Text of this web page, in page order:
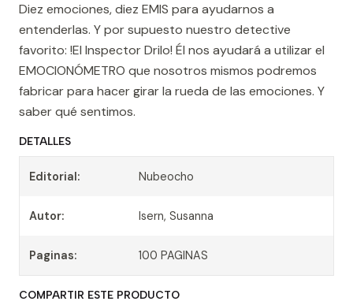
Diez emociones, diez EMIS para ayudarnos a
entenderlas. Y por supuesto nuestro detective
favorito: !El Inspector Drilo! Él nos ayudará a utilizar el
EMOCIONÓMETRO que nosotros mismos podremos
fabricar para hacer girar la rueda de las emociones. Y
saber qué sentimos.
DETALLES
Editorial: Nubeocho
Autor: Isern, Susanna
Paginas: 100 PAGINAS
COMPARTIR ESTE PRODUCTO